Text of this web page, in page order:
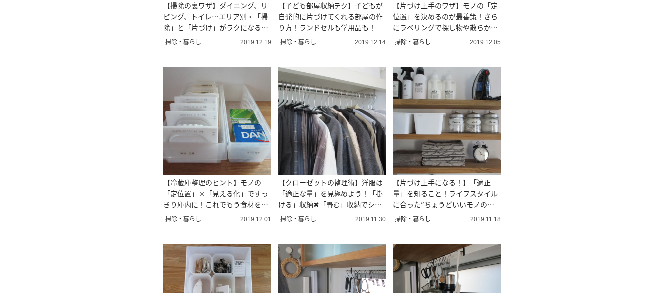
【掃除の裏ワザ】ダイニング、リ
ビング、トイレ…エリア別・「掃
除」と「片づけ」がラクになるア
イデア
掃除・暮らし 2019.12.19
【子ども部屋収納テク】子どもが
自発的に片づけてくれる部屋の作
り方！ランドセルも学用品も！
掃除・暮らし 2019.12.14
【片づけ上手のワザ】モノの「定
位置」を決めるのが最善策！さら
にラベリングで探し物や散らかり
がゼロに
掃除・暮らし 2019.12.05
【冷蔵庫整理のヒント】モノの
「定位置」×「見える化」ですっ
きり庫内に！これでもう食材を無
駄にしない！
掃除・暮らし 2019.12.01
【クローゼットの整理術】洋服は
「適正な量」を見極めよう！「掛
ける」収納✖「畳む」収納でシン
プル整理を
掃除・暮らし 2019.11.30
【片づけ上手になる！】「適正
量」を知ること！ライフスタイル
に合った”ちょうどいいモノの
量”の決め方
掃除・暮らし 2019.11.18